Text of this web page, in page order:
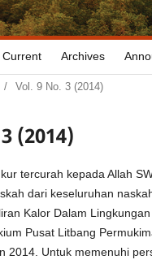
Current Archives
/ Vol. 9 No. 3 (2014)
(2014)
tercurah kepada Allah
dari keseluruhan
Kalor Dalam
Pusat Litbang
2014. Untuk memenuhi